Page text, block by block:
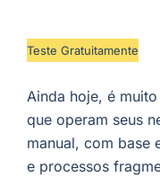
Teste Gratuitamente
Ainda hoje, é
que operam seus
manual, com base
e processos